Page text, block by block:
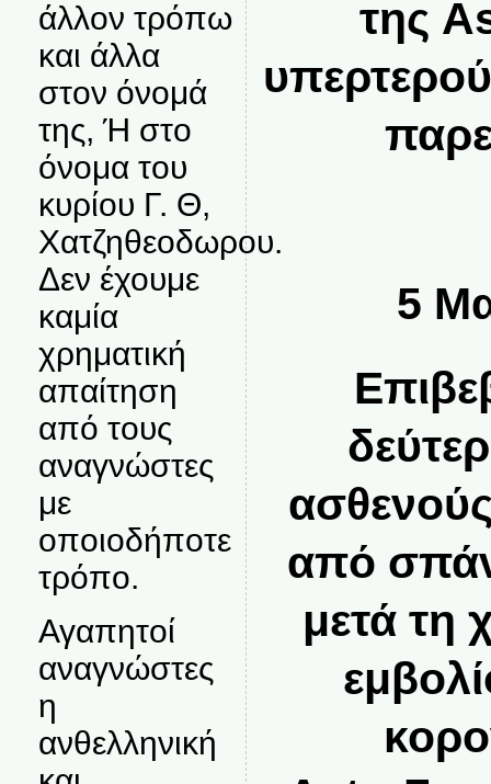
άλλον τρόπω
και άλλα
στον όνομά
της, Ή στο
όνομα του
κυρίου Γ. Θ,
Χατζηθεοδωρου.
Δεν έχουμε
καμία
χρηματική
απαίτηση
από τους
αναγνώστες
με
οποιοδήποτε
τρόπο.
Αγαπητοί
αναγνώστες
η
ανθελληνική
της
5
από
μετά τη